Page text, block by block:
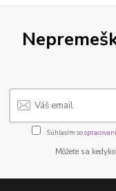
Súhlasím so
Môžete sa